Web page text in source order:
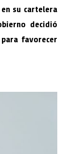
su cartelera
decidió
favorecer